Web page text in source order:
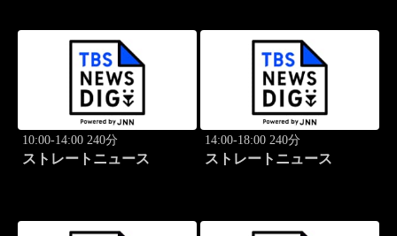
10:00-14:00 240分
ストレートニュース
14:00-18:00 240分
ストレートニュース